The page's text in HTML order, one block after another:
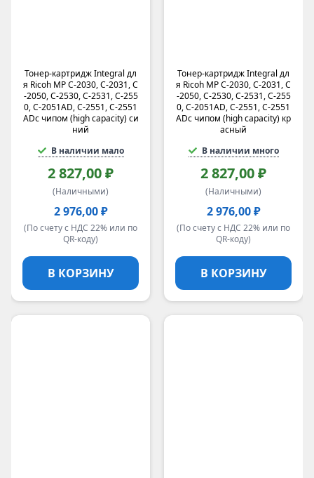
Тонер-картридж Integral дл
я Ricoh MP C-2030, C-2031, C
-2050, C-2530, C-2531, C-255
0, C-2051AD, C-2551, C-2551
ADс чипом (high capacity) си
ний
В наличии мало
2 827,00 ₽
(Наличными)
2 976,00 ₽
(По счету с НДС 22% или по
QR-коду)
В КОРЗИНУ
Тонер-картридж Integral дл
я Ricoh MP C-2030, C-2031, C
-2050, C-2530, C-2531, C-255
0, C-2051AD, C-2551, C-2551
ADс чипом (high capacity) кр
асный
В наличии много
2 827,00 ₽
(Наличными)
2 976,00 ₽
(По счету с НДС 22% или по
QR-коду)
В КОРЗИНУ